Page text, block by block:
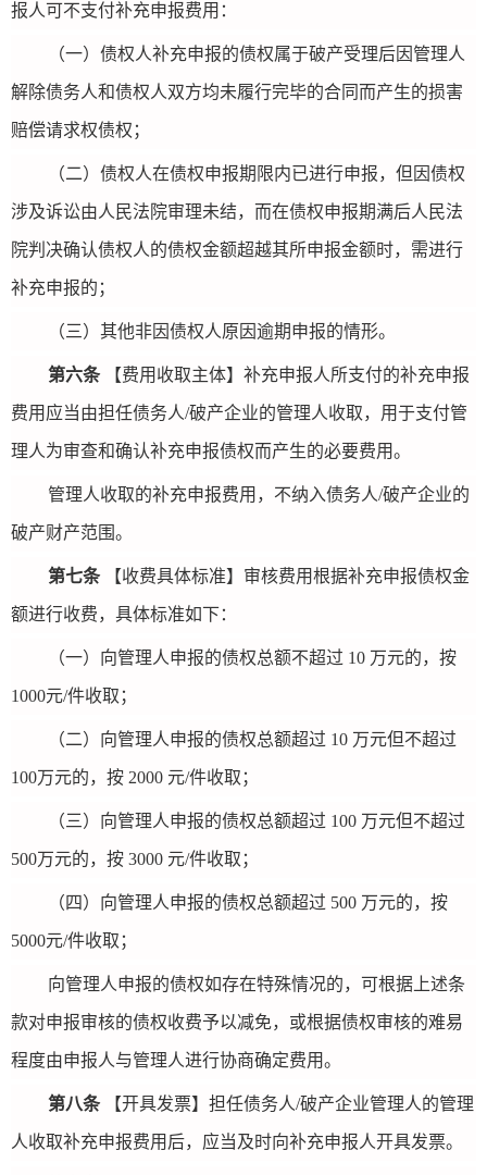
报人可不支付补充申报费用：
（一）债权人补充申报的债权属于破产受理后因管理人
解除债务人和债权人双方均未履行完毕的合同而产生的损害
赔偿请求权债权；
（二）债权人在债权申报期限内已进行申报，但因债权
涉及诉讼由人民法院审理未结，而在债权申报期满后人民法
院判决确认债权人的债权金额超越其所申报金额时，需进行
补充申报的；
（三）其他非因债权人原因逾期申报的情形。
第六条【费用收取主体】补充申报人所支付的补充申报
费用应当由担任债务人/破产企业的管理人收取，用于支付管
理人为审查和确认补充申报债权而产生的必要费用。
管理人收取的补充申报费用，不纳入债务人/破产企业的
破产财产范围。
第七条【收费具体标准】审核费用根据补充申报债权金
额进行收费，具体标准如下：
（一）向管理人申报的债权总额不超过 10 万元的，按
1000元/件收取；
（二）向管理人申报的债权总额超过 10 万元但不超过
100万元的，按 2000 元/件收取；
（三）向管理人申报的债权总额超过 100 万元但不超过
500万元的，按 3000 元/件收取；
（四）向管理人申报的债权总额超过 500 万元的，按
5000元/件收取；
向管理人申报的债权如存在特殊情况的，可根据上述条
款对申报审核的债权收费予以减免，或根据债权审核的难易
程度由申报人与管理人进行协商确定费用。
第八条【开具发票】担任债务人/破产企业管理人的管理
人收取补充申报费用后，应当及时向补充申报人开具发票。